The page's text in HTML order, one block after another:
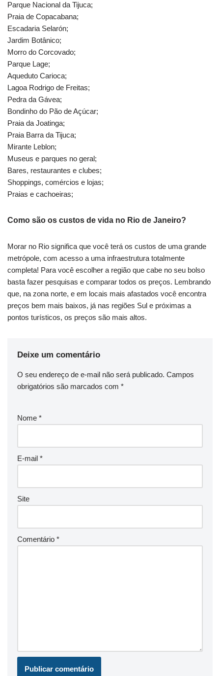
Parque Nacional da Tijuca;
Praia de Copacabana;
Escadaria Selarón;
Jardim Botânico;
Morro do Corcovado;
Parque Lage;
Aqueduto Carioca;
Lagoa Rodrigo de Freitas;
Pedra da Gávea;
Bondinho do Pão de Açúcar;
Praia da Joatinga;
Praia Barra da Tijuca;
Mirante Leblon;
Museus e parques no geral;
Bares, restaurantes e clubes;
Shoppings, comércios e lojas;
Praias e cachoeiras;
Como são os custos de vida no Rio de Janeiro?
Morar no Rio significa que você terá os custos de uma grande
metrópole, com acesso a uma infraestrutura totalmente
completa! Para você escolher a região que cabe no seu bolso
basta fazer pesquisas e comparar todos os preços. Lembrando
que, na zona norte, e em locais mais afastados você encontra
preços bem mais baixos, já nas regiões Sul e próximas a
pontos turísticos, os preços são mais altos.
Deixe um comentário
O seu endereço de e-mail não será publicado. Campos
obrigatórios são marcados com *
Nome *
E-mail *
Site
Comentário *